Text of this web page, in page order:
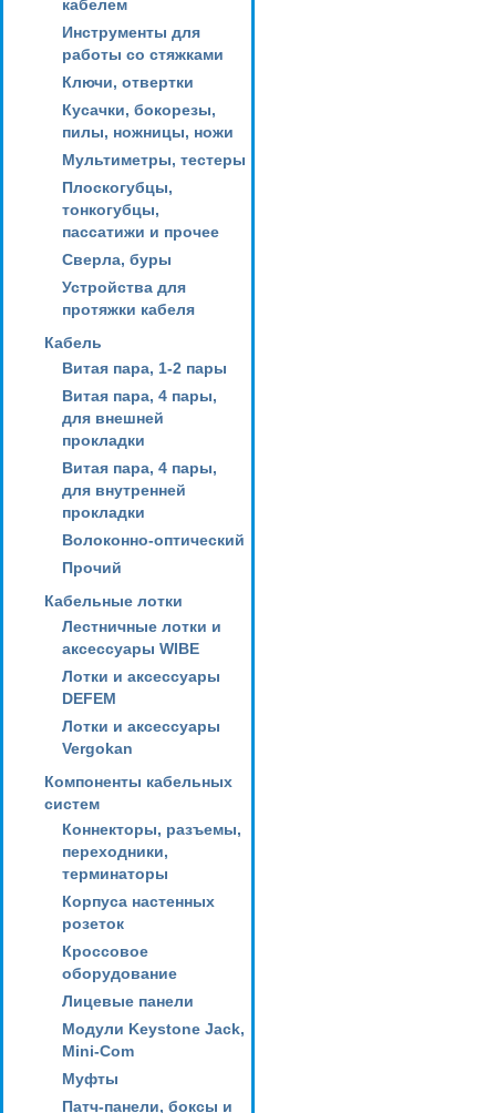
кабелем
Инструменты для
работы со стяжками
Ключи, отвертки
Кусачки, бокорезы,
пилы, ножницы, ножи
Мультиметры, тестеры
Плоскогубцы,
тонкогубцы,
пассатижи и прочее
Сверла, буры
Устройства для
протяжки кабеля
Кабель
Витая пара, 1-2 пары
Витая пара, 4 пары,
для внешней
прокладки
Витая пара, 4 пары,
для внутренней
прокладки
Волоконно-оптический
Прочий
Кабельные лотки
Лестничные лотки и
аксессуары WIBE
Лотки и аксессуары
DEFEM
Лотки и аксессуары
Vergokan
Компоненты кабельных
систем
Коннекторы, разъемы,
переходники,
терминаторы
Корпуса настенных
розеток
Кроссовое
оборудование
Лицевые панели
Модули Keystone Jack,
Mini-Com
Муфты
Патч-панели, боксы и